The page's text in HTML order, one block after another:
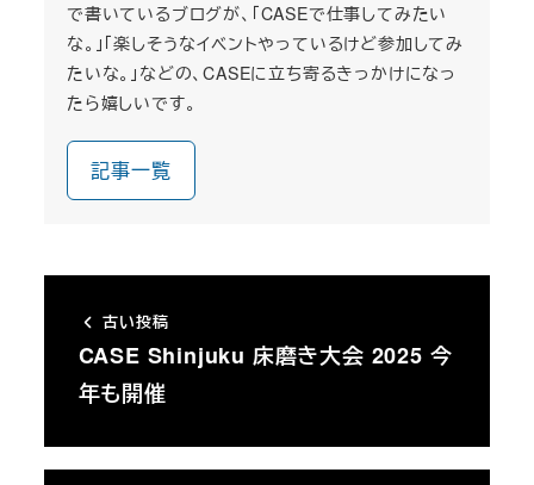
で書いているブログが、「CASEで仕事してみたい
な。」「楽しそうなイベントやっているけど参加してみ
たいな。」などの、CASEに立ち寄るきっかけになっ
たら嬉しいです。
記事一覧
古い投稿
CASE Shinjuku 床磨き大会 2025 今
年も開催